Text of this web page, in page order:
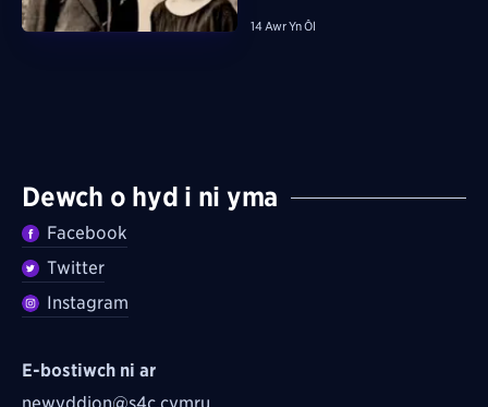
14 Awr Yn Ôl
Dewch o hyd i ni yma
Facebook
Twitter
Instagram
E-bostiwch ni ar